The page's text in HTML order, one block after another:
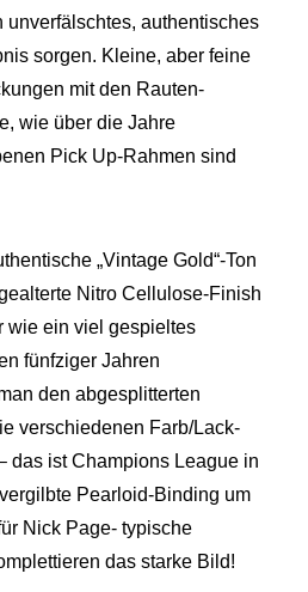
unverfälschtes, authentisches
sorgen. Kleine, aber feine
mit den Rauten-
wie über die Jahre
Pick Up-Rahmen sind
„Vintage Gold“-Ton
Nitro Cellulose-Finish
wie ein viel gespieltes
fünfziger Jahren
den abgesplitterten
verschiedenen Farb/Lack-
das ist Champions League in
Pearloid-Binding um
Nick Page- typische
das starke Bild!